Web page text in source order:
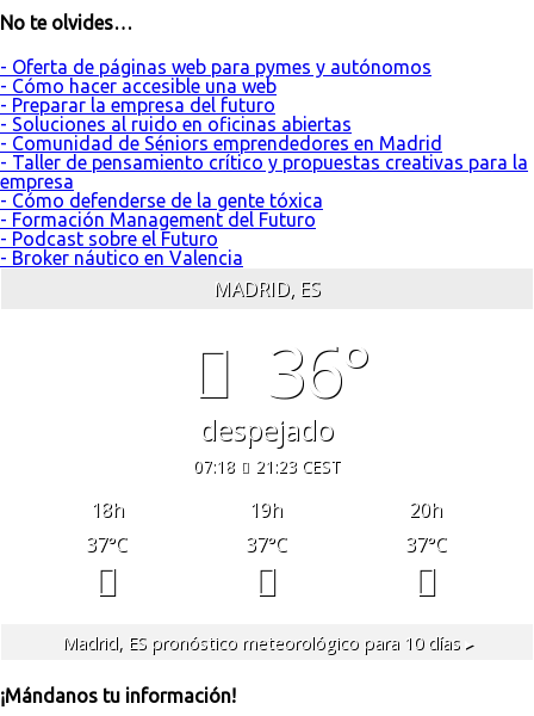
No te olvides…
- Oferta de páginas web para pymes y autónomos
- Cómo hacer accesible una web
- Preparar la empresa del futuro
- Soluciones al ruido en oficinas abiertas
- Comunidad de Séniors emprendedores en Madrid
- Taller de pensamiento crítico y propuestas creativas para la
empresa
- Cómo defenderse de la gente tóxica
- Formación Management del Futuro
- Podcast sobre el Futuro
- Broker náutico en Valencia
MADRID, ES
36°
despejado
07:18 21:23 CEST
18h 19h 20h
37°C 37°C 37°C
Madrid, ESpronóstico meteorológico para 10 días ▸
¡Mándanos tu información!